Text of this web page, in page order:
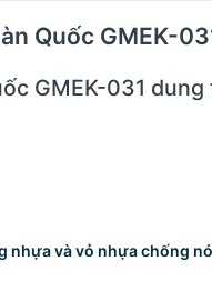
Quốc GMEK-
GMEK-031 dung
nhựa và vỏ nhựa chống